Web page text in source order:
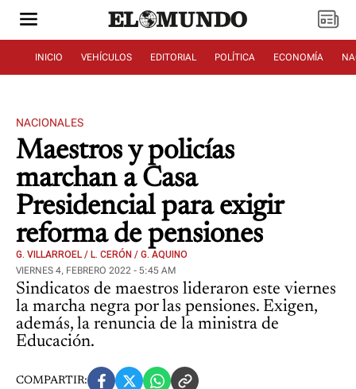
INICIO VEHÍCULOS EDITORIAL POLÍTICA ECONOMÍA
NACIONALES
Maestros y policías
marchan a Casa
Presidencial para exigir
reforma de pensiones
G. VILLARROEL / L. CERÓN / G. AQUINO
VIERNES 4, FEBRERO 2022 - 5:45 AM
Sindicatos de maestros lideraron este viernes
la marcha negra por las pensiones. Exigen,
además, la renuncia de la ministra de
Educación.
COMPARTIR: